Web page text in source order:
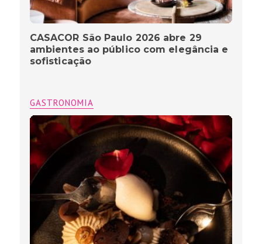
CASACOR São Paulo 2026 abre 29
ambientes ao público com elegância e
sofisticação
GASTRONOMIA